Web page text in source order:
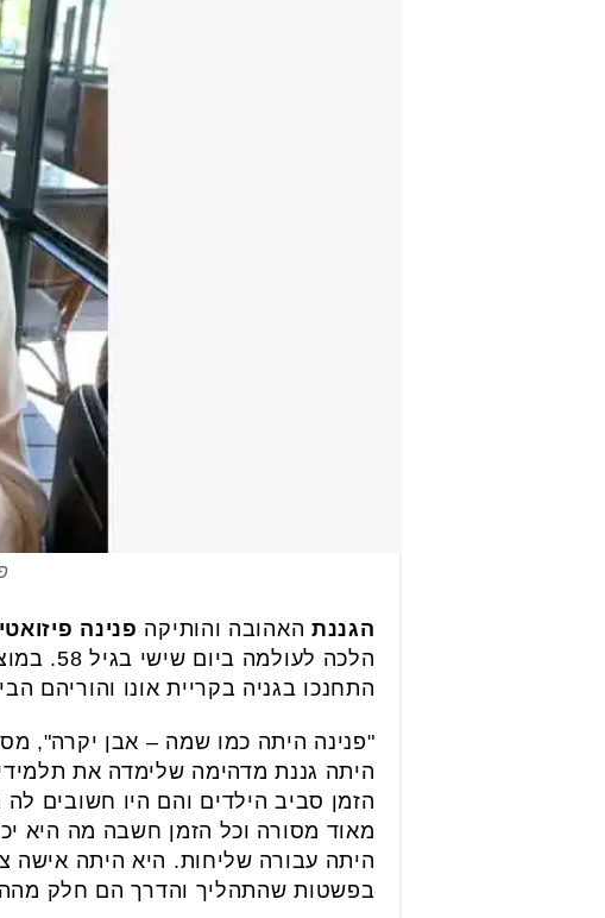
הגננת האהובה והותיקה פנינה
התחנכו בגניה בקריית אונו והוריהם
"פנינה היתה כמו שמה – אבן יקרה",
היתה גננת מדהימה שלימדה את
הזמן סביב הילדים והם היו חשובים
מאוד מסורה וכל הזמן חשבה מה היא
היתה עבורה שליחות. היא היתה אישה
בפשטות שהתהליך והדרך הם חלק